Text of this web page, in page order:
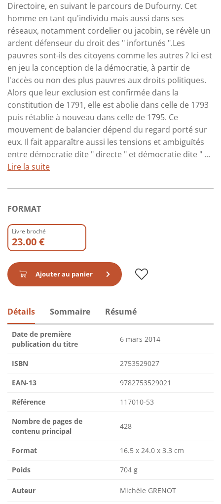
Directoire, en suivant le parcours de Dufourny. Cet
homme en tant qu'individu mais aussi dans ses
réseaux, notamment cordelier ou jacobin, se révèle un
ardent défenseur du droit des " infortunés ".Les
pauvres sont-ils des citoyens comme les autres ? Ici est
en jeu la conception de la démocratie, à partir de
l'accès ou non des plus pauvres aux droits politiques.
Alors que leur exclusion est confirmée dans la
constitution de 1791, elle est abolie dans celle de 1793
puis rétablie à nouveau dans celle de 1795. Ce
mouvement de balancier dépend du regard porté sur
eux. Il fait apparaître aussi les tensions et ambiguïtés
entre démocratie dite " directe " et démocratie dite " ...
Lire la suite
FORMAT
Livre broché
23.00 €
Ajouter au panier
Détails Sommaire Résumé
Date de première
publication du titre
6 mars 2014
ISBN 2753529027
EAN-13 9782753529021
Référence 117010-53
Nombre de pages de
contenu principal
428
Format 16.5 x 24.0 x 3.3 cm
Poids 704 g
Auteur Michèle GRENOT